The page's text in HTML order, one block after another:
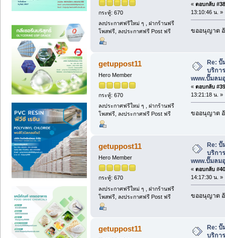
กระทู้: 670
ลงประกาศฟรีใหม่ ๆ , ฝากร้านฟรี
โพสฟรี, ลงประกาศฟรี Post ฟรี
« ตอบกลับ
13:10:46 น. »
ขออนุญาต
getuppost11
Hero Member
กระทู้: 670
ลงประกาศฟรีใหม่ ๆ , ฝากร้านฟรี
โพสฟรี, ลงประกาศฟรี Post ฟรี
Re: ปั๊
บริกา
www.ปั๊มลม
« ตอบกลับ
13:21:18 น. »
ขออนุญาต
getuppost11
Hero Member
กระทู้: 670
ลงประกาศฟรีใหม่ ๆ , ฝากร้านฟรี
โพสฟรี, ลงประกาศฟรี Post ฟรี
Re:
บริกา
www.ปั๊มลม
« ตอบกลับ
14:17:30 น. »
ขออนุญาต
getuppost11
Re:
บริกา